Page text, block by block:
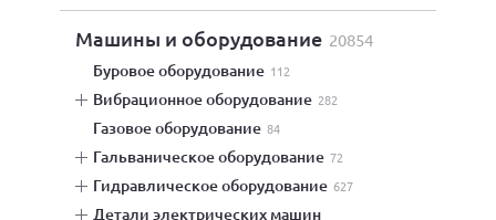
машины и оборудование 20854
буровое оборудование 112
вибрационное оборудование 282
газовое оборудование 84
гальваническое оборудование 72
гидравлическое оборудование 627
детали электрических машин